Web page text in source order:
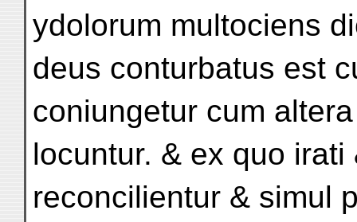
ydolorum multociens
deus conturbatus est
coniungetur cum
locuntur. & ex quo
reconcilientur & simul